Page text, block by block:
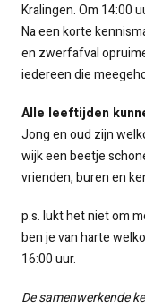
Kralingen. Om 14:00
Na een korte
en zwerfafval
iedereen die
Alle leeftijden
Jong en oud zijn
wijk een beetje
vrienden, buren en
p.s. lukt het niet om
ben je van harte
16:00 uur.
De samenwerkende